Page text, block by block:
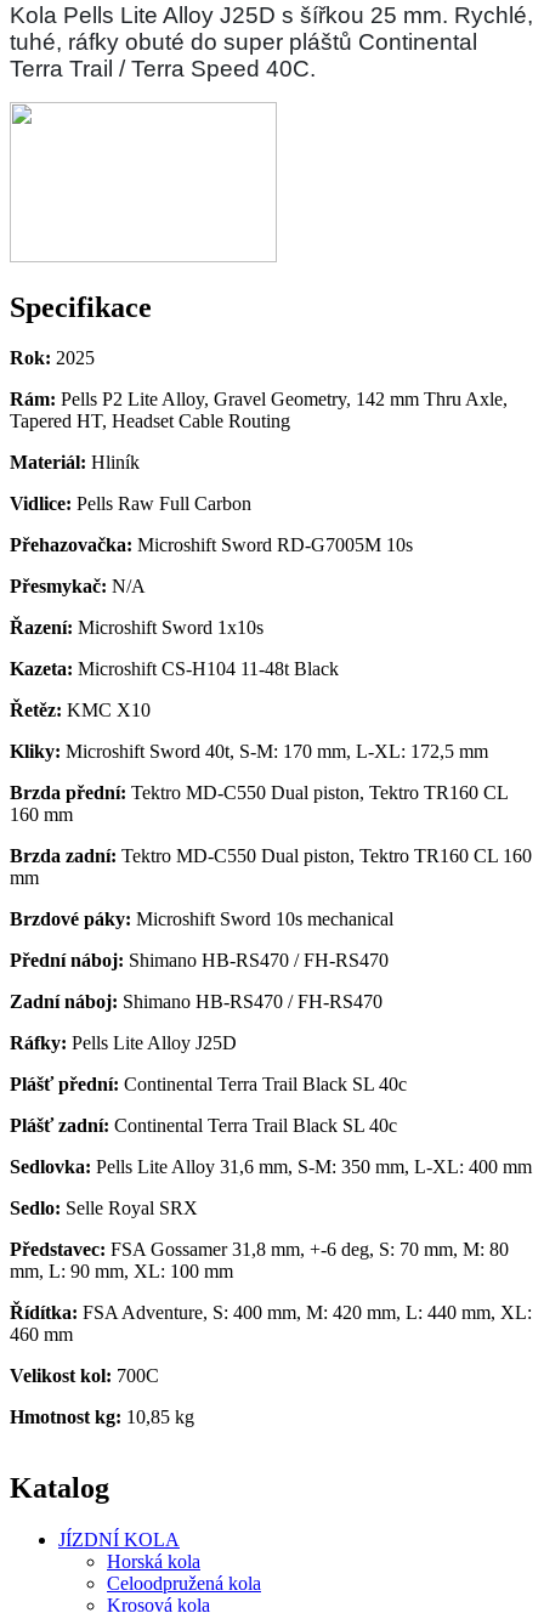
Kola Pells Lite Alloy J25D s šířkou 25 mm. Rychlé,
tuhé, ráfky obuté do super pláštů Continental
Terra Trail / Terra Speed 40C.
Specifikace
Rok: 2025
Rám: Pells P2 Lite Alloy, Gravel Geometry, 142 mm Thru Axle,
Tapered HT, Headset Cable Routing
Materiál: Hliník
Vidlice: Pells Raw Full Carbon
Přehazovačka: Microshift Sword RD-G7005M 10s
Přesmykač: N/A
Řazení: Microshift Sword 1x10s
Kazeta: Microshift CS-H104 11-48t Black
Řetěz: KMC X10
Kliky: Microshift Sword 40t, S-M: 170 mm, L-XL: 172,5 mm
Brzda přední: Tektro MD-C550 Dual piston, Tektro TR160 CL
160 mm
Brzda zadní: Tektro MD-C550 Dual piston, Tektro TR160 CL 160
mm
Brzdové páky: Microshift Sword 10s mechanical
Přední náboj: Shimano HB-RS470 / FH-RS470
Zadní náboj: Shimano HB-RS470 / FH-RS470
Ráfky: Pells Lite Alloy J25D
Plášť přední: Continental Terra Trail Black SL 40c
Plášť zadní: Continental Terra Trail Black SL 40c
Sedlovka: Pells Lite Alloy 31,6 mm, S-M: 350 mm, L-XL: 400 mm
Sedlo: Selle Royal SRX
Představec: FSA Gossamer 31,8 mm, +-6 deg, S: 70 mm, M: 80
mm, L: 90 mm, XL: 100 mm
Řídítka: FSA Adventure, S: 400 mm, M: 420 mm, L: 440 mm, XL:
460 mm
Velikost kol: 700C
Hmotnost kg: 10,85 kg
Katalog
JÍZDNÍ KOLA
Horská kola
Celoodpružená kola
Krosová kola